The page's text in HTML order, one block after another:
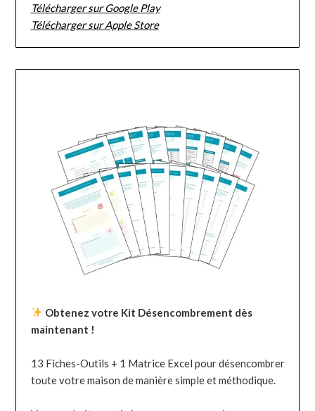
Télécharger sur Google Play
Télécharger sur Apple Store
Obtenez votre Kit Désencombrement dès
maintenant !
13 Fiches-Outils + 1 Matrice Excel pour désencombrer
toute votre maison de manière simple et méthodique.